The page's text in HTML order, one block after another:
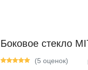
Боковое стекло
(5 оценок)